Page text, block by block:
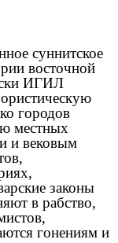
суннитское
восточной
ИГИЛ
городов
местных
и вековым
законы
в рабство,
гонениям и